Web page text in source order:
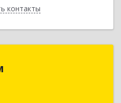
контакты